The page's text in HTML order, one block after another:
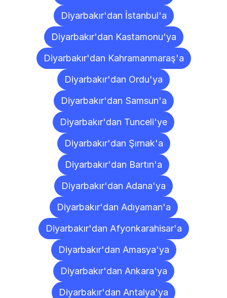
Diyarbakır'dan İstanbul'a
Diyarbakır'dan Kastamonu'ya
Diyarbakır'dan Kahramanmaraş'a
Diyarbakır'dan Ordu'ya
Diyarbakır'dan Samsun'a
Diyarbakır'dan Tunceli'ye
Diyarbakır'dan Şırnak'a
Diyarbakır'dan Bartın'a
Diyarbakır'dan Adana'ya
Diyarbakır'dan Adıyaman'a
Diyarbakır'dan Afyonkarahisar'a
Diyarbakır'dan Amasya'ya
Diyarbakır'dan Ankara'ya
Diyarbakır'dan Antalya'ya